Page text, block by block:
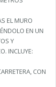
EL MURO
EN UN
Y
INCLUYE:
CON